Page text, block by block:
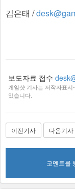
김은태 /
보도자료 접수
게임샷 기사는 저작자표
있습니다.
이전기사 다음기사
코멘트를